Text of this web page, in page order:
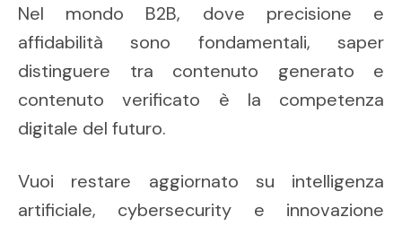
Nel mondo B2B, dove precisione e
affidabilità sono fondamentali, saper
distinguere tra contenuto generato e
contenuto verificato è la competenza
digitale del futuro.
Vuoi restare aggiornato su intelligenza
artificiale, cybersecurity e innovazione